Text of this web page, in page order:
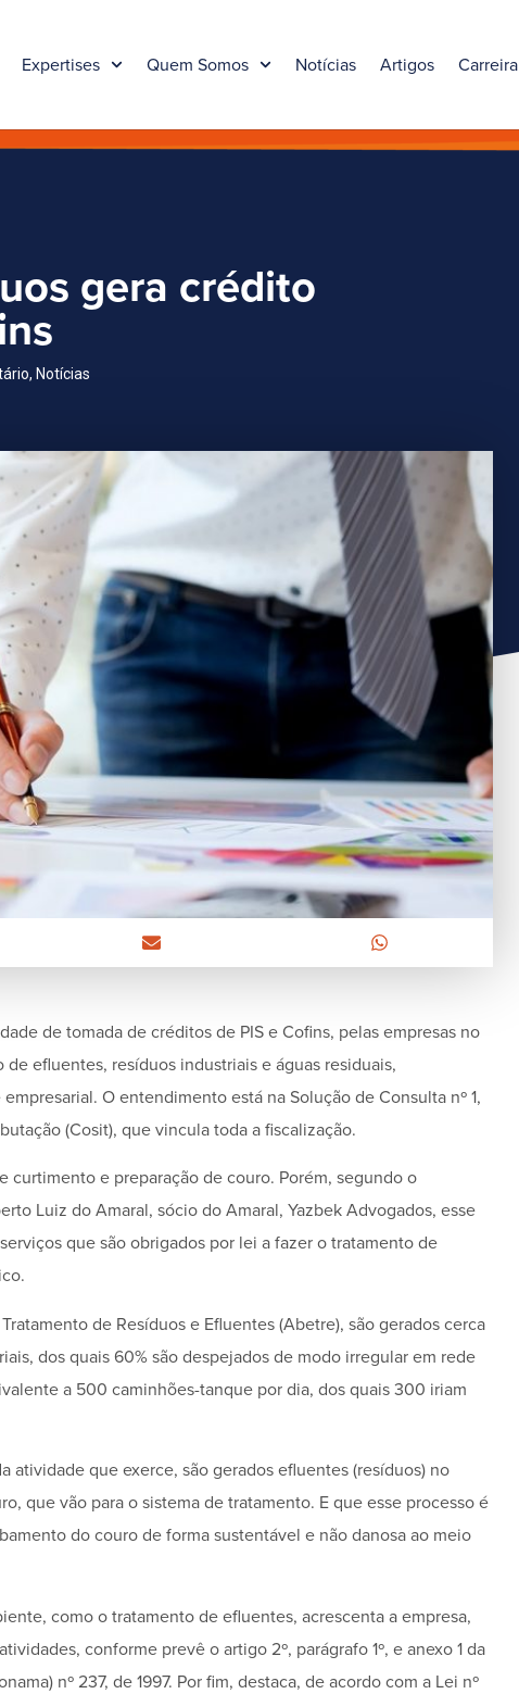
Expertises Quem Somos Notícias Artigos Carreira
gera crédito
, Notícias
de tomada de créditos de PIS e Cofins, pelas empresas no
efluentes, resíduos industriais e águas residuais,
O entendimento está na Solução de Consulta nº 1,
(Cosit), que vincula toda a fiscalização.
curtimento e preparação de couro. Porém, segundo o
Luiz do Amaral, sócio do Amaral, Yazbek Advogados, esse
que são obrigados por lei a fazer o tratamento de
de Resíduos e Efluentes (Abetre), são gerados cerca
dos quais 60% são despejados de modo irregular em rede
a 500 caminhões-tanque por dia, dos quais 300 iriam
atividade que exerce, são gerados efluentes (resíduos) no
que vão para o sistema de tratamento. E que esse processo é
do couro de forma sustentável e não danosa ao meio
como o tratamento de efluentes, acrescenta a empresa,
conforme prevê o artigo 2º, parágrafo 1º, e anexo 1 da
nº 237, de 1997. Por fim, destaca, de acordo com a Lei nº